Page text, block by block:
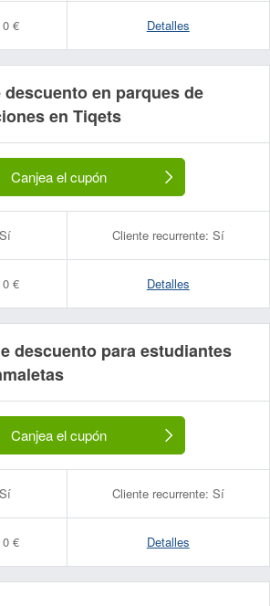
0 € Detalles
descuento en parques de
en Tiqets
Canjea el cupón
Sí Cliente recurrente: Sí
0 € Detalles
descuento para estudiantes
Canjea el cupón
Sí Cliente recurrente: Sí
0 € Detalles